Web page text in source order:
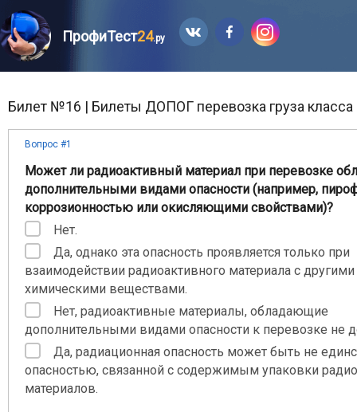
ПрофиТест24.ру
Билет №16 | Билеты ДОПОГ перевозка груза класса
Вопрос #1
Может ли радиоактивный материал при перевозке
дополнительными видами опасности (например,
коррозионностью или окисляющими свойствами)?
Нет.
Да, однако эта опасность проявляется только при
взаимодействии радиоактивного материала с другими
химическими веществами.
Нет, радиоактивные материалы, обладающие
дополнительными видами опасности к перевозке не
Да, радиационная опасность может быть не
опасностью, связанной с содержимым упаковки
материалов.